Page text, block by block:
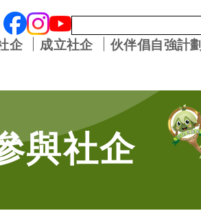
關鍵字
企 成立社企 伙伴倡自強計劃
與社企